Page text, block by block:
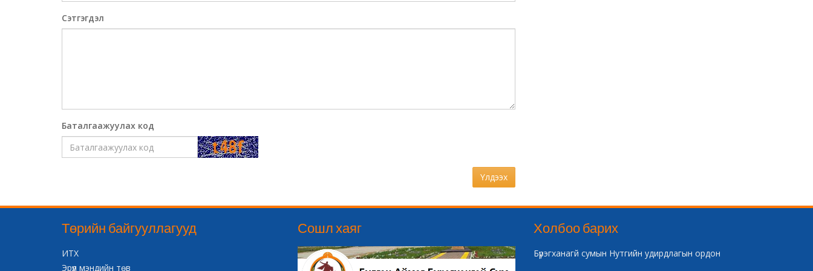
Сэтгэгдэл
Баталгаажуулах код
Үлдээх
Төрийн байгууллагууд
ИТХ
Эрүүл мэндийн төв
Сошл хаяг Холбоо барих
Бүрэгханагй сумын Нутгийн удирдлагын ордон